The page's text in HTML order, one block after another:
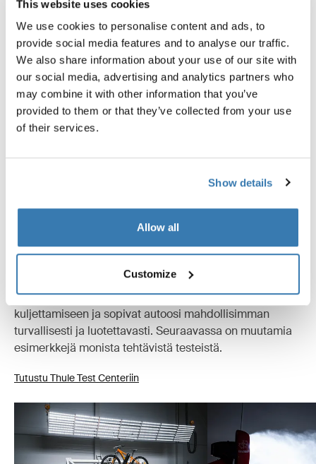
This website uses cookies
We use cookies to personalise content and ads, to
provide social media features and to analyse our traffic.
We also share information about your use of our site with
our social media, advertising and analytics partners who
may combine it with other information that you’ve
provided to them or that they’ve collected from your use
of their services.
Show details
Allow all
Customize
Toggle overview
Arvostelut
Äärimmilleen testattu
Center™issä tuotteet testataan perinpohjaisesti.
Kattotelineemme ovat tarkoitettuja välineidesi
kuljettamiseen ja sopivat autoosi mahdollisimman
turvallisesti ja luotettavasti. Seuraavassa on muutamia
esimerkkejä monista tehtävistä testeistä.
Tutustu Thule Test Centeriin